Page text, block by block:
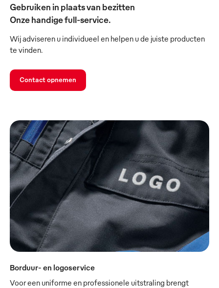
Gebruiken in plaats van bezitten
Onze handige full-service.
Wij adviseren u individueel en helpen u de juiste producten
te vinden.
Contact opnemen
Borduur- en logoservice
Voor een uniforme en professionele uitstraling brengt